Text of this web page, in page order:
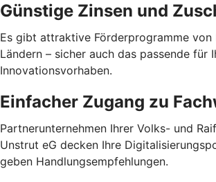
Günstige Zinsen und
Es gibt attraktive Förderprogramme von
Ländern – sicher auch das passende für
Innovationsvorhaben.
Einfacher Zugang zu
Partnerunternehmen Ihrer Volks- und
Unstrut eG decken Ihre
geben Handlungsempfehlungen.